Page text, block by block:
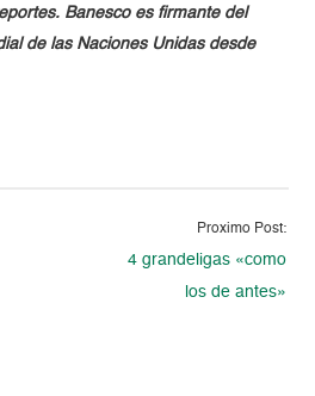
Banesco es firmante del
de las Naciones Unidas desde
Proximo Post:
4 grandeligas «como
los de antes»